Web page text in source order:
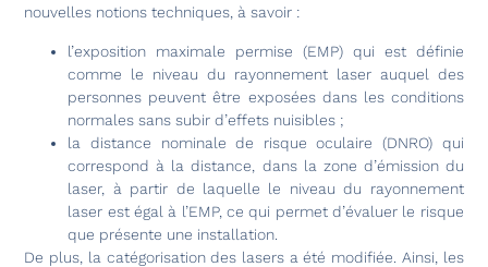
nouvelles notions techniques, à savoir :
l’exposition maximale permise (EMP) qui est définie
comme le niveau du rayonnement laser auquel des
personnes peuvent être exposées dans les conditions
normales sans subir d’effets nuisibles ;
la distance nominale de risque oculaire (DNRO) qui
correspond à la distance, dans la zone d’émission du
laser, à partir de laquelle le niveau du rayonnement
laser est égal à l’EMP, ce qui permet d’évaluer le risque
que présente une installation.
De plus, la catégorisation des lasers a été modifiée. Ainsi, les